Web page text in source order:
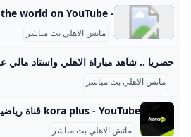
ماتش الاهلي بث مباشر
ماتش الاهلي بث مباشر
ماتش الاهلي بث مباشر